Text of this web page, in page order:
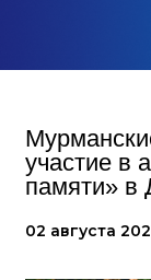
участие в
памяти» в
02 августа